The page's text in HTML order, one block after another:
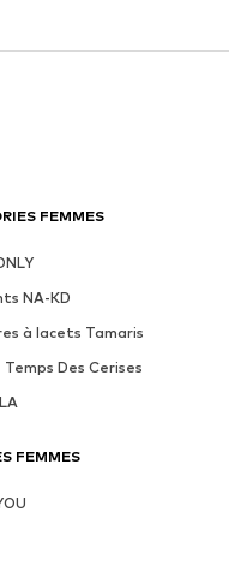
FEMMES
NA-KD
à lacets Tamaris
Temps Des Cerises
FEMMES